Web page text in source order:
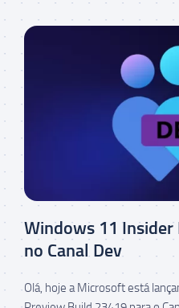
Windows 11
no Canal Dev
Olá, hoje a Microsoft está